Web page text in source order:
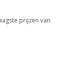
prijzen van